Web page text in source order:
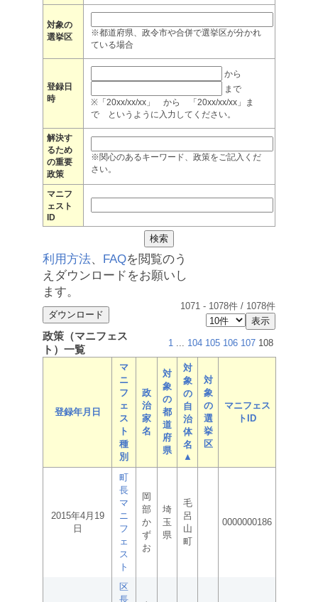
対象の
選挙区
※都道府県、政令市や合併で選挙区が分かれ
ている場合
登録日
時
から
まで
※「20xx/xx/xx」 から 「20xx/xx/xx」ま
で というように入力してください。
解決す
るため
の重要
政策
※関心のあるキーワード、政策をご記入くだ
さい。
マニフ
ェスト
ID
利用方法、 FAQを閲覧のう
えダウンロードをお願いし
ます。
1071 - 1078件 / 1078件
政策（マニフェス
ト）一覧
1 ... 104 105 106 107 108
登録年月日
マ
ニ
フ
ェ
ス
ト
種
別
政
治
家
名
対
象
の
都
道
府
県
対
象
の
自
治
体
名
▲
対
象
の
選
挙
区
マニフェス
トID
2015年4月19
日
町
長
マ
ニ
フ
ェ
ス
ト
岡
部
か
ず
お
埼
玉
県
毛
呂
山
町
0000000186
区
長